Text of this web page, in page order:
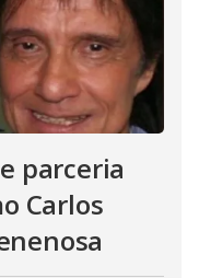
parceria
Carlos